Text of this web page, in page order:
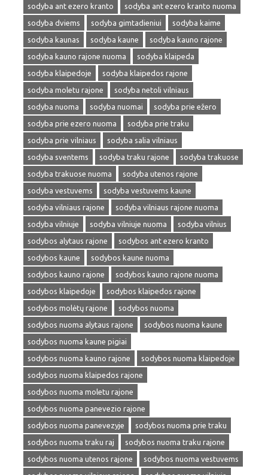
sodyba ant ezero kranto
sodyba ant ezero kranto nuoma
sodyba dviems
sodyba gimtadieniui
sodyba kaime
sodyba kaunas
sodyba kaune
sodyba kauno rajone
sodyba kauno rajone nuoma
sodyba klaipeda
sodyba klaipedoje
sodyba klaipedos rajone
sodyba moletu rajone
sodyba netoli vilniaus
sodyba nuoma
sodyba nuomai
sodyba prie ežero
sodyba prie ezero nuoma
sodyba prie traku
sodyba prie vilniaus
sodyba salia vilniaus
sodyba sventems
sodyba traku rajone
sodyba trakuose
sodyba trakuose nuoma
sodyba utenos rajone
sodyba vestuvems
sodyba vestuvems kaune
sodyba vilniaus rajone
sodyba vilniaus rajone nuoma
sodyba vilniuje
sodyba vilniuje nuoma
sodyba vilnius
sodybos alytaus rajone
sodybos ant ezero kranto
sodybos kaune
sodybos kaune nuoma
sodybos kauno rajone
sodybos kauno rajone nuoma
sodybos klaipedoje
sodybos klaipedos rajone
sodybos molėtų rajone
sodybos nuoma
sodybos nuoma alytaus rajone
sodybos nuoma kaune
sodybos nuoma kaune pigiai
sodybos nuoma kauno rajone
sodybos nuoma klaipedoje
sodybos nuoma klaipedos rajone
sodybos nuoma moletu rajone
sodybos nuoma panevezio rajone
sodybos nuoma panevezyje
sodybos nuoma prie traku
sodybos nuoma traku raj
sodybos nuoma traku rajone
sodybos nuoma utenos rajone
sodybos nuoma vestuvems